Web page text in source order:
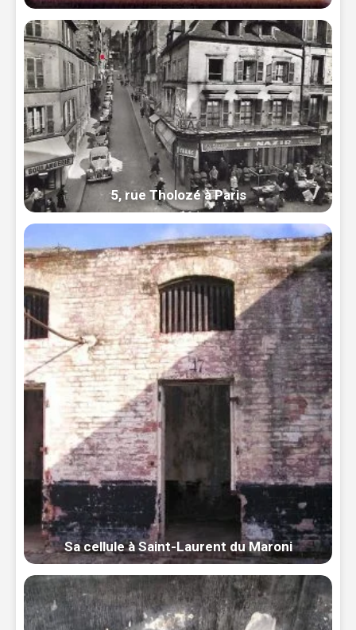
5, rue Tholozé à Paris
Sa cellule à Saint-Laurent du Maroni